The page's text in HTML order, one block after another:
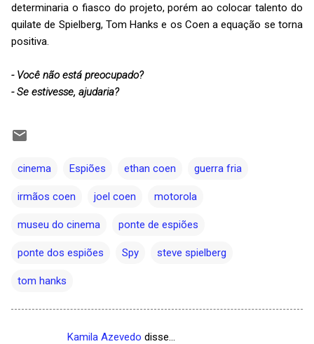
determinaria o fiasco do projeto, porém ao colocar talento do
quilate de Spielberg, Tom Hanks e os Coen a equação se torna
positiva.
- Você não está preocupado?
- Se estivesse, ajudaria?
cinema Espiões ethan coen guerra fria
irmãos coen joel coen motorola
museu do cinema ponte de espiões
ponte dos espiões Spy steve spielberg
tom hanks
Kamila Azevedo disse…